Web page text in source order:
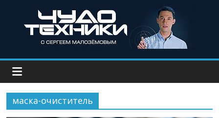
маска-очиститель